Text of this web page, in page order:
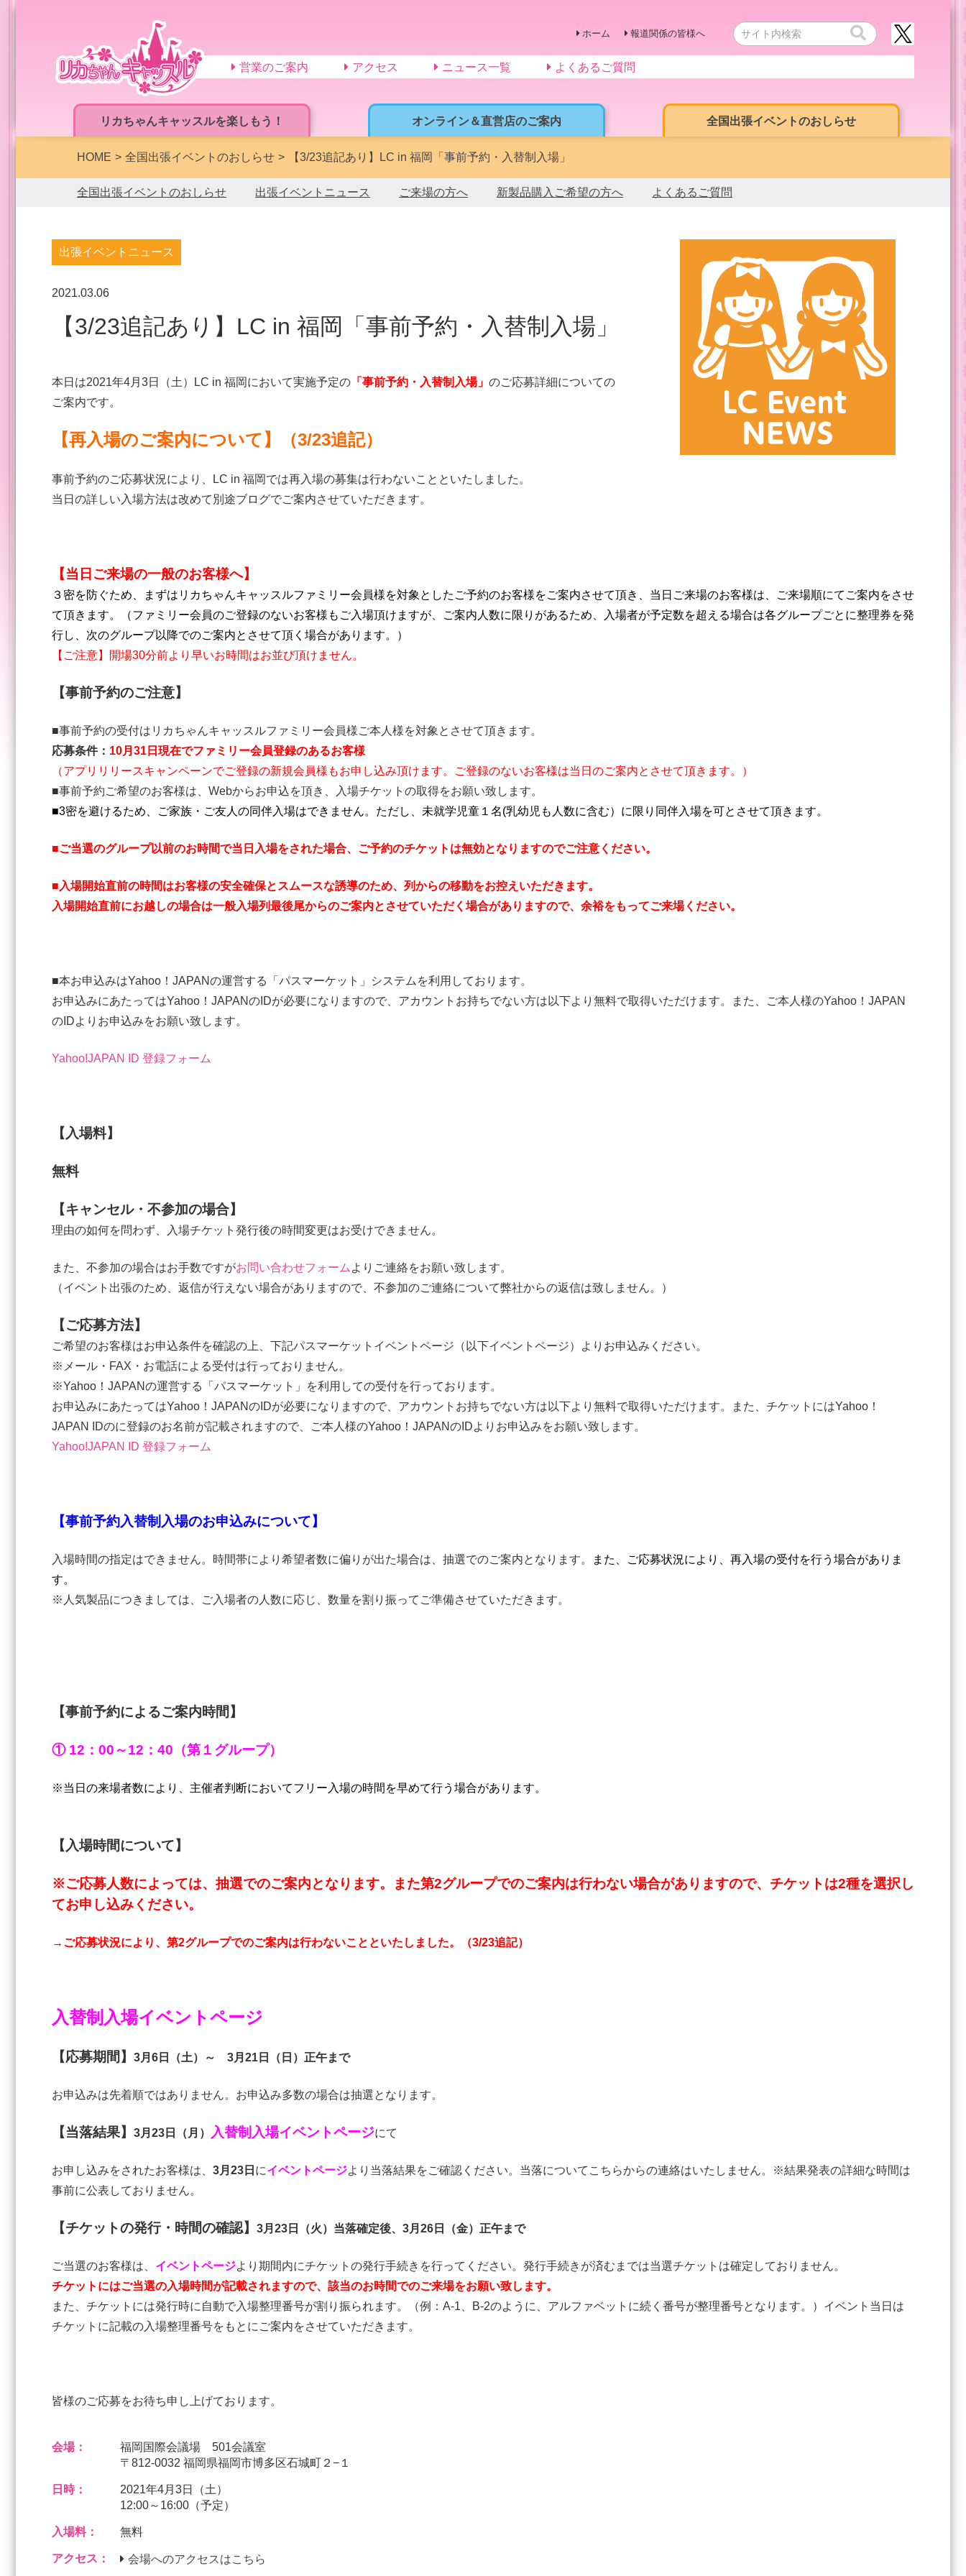
リカちゃんキャッスルを楽しもう！ オンライン＆直営店のご案内 全国出張イベントのおしらせ
ホーム 報道関係の皆様へ
営業のご案内 アクセス ニュース一覧 よくあるご質問
HOME 全国出張イベントのおしらせ 【3/23追記あり】LC in 福岡「事前予約・入替制入場」
全国出張イベントのおしらせ 出張イベントニュース ご来場の方へ 新製品購入ご希望の方へ よくあるご質問
出張イベントニュース
2021.03.06
【3/23追記あり】LC in 福岡「事前予約・入替制入場」
本日は2021年4月3日（土）LC in 福岡において実施予定の 「事前予約・入替制入場」 のご応募詳細についての
ご案内です。
【再入場のご案内について】（3/23追記）
事前予約のご応募状況により、LC in 福岡では再入場の募集は行わないことといたしました。
当日の詳しい入場方法は改めて別途ブログでご案内させていただきます。
【当日ご来場の一般のお客様へ】
３密を防ぐため、まずはリカちゃんキャッスルファミリー会員様を対象としたご予約のお客様をご案内させて頂き、当日ご来場のお客様は、ご来場順にてご案内をさせ
て頂きます。（ファミリー会員のご登録のないお客様もご入場頂けますが、ご案内人数に限りがあるため、
入場者が予定数を超える場合は各グループごとに整理券を発
行し、次のグループ以降でのご案内とさせて頂く場合があります。）
【ご注意】開場30分前より早いお時間はお並び頂けません。
【事前予約のご注意】
■事前予約の受付はリカちゃんキャッスルファミリー会員様ご本人様を対象とさせて頂きます。
応募条件： 10月31日現在でファミリー会員登録のあるお客様
（アプリリリースキャンペーンでご登録の新規会員様もお申し込み頂けます。ご登録のないお客様は当日のご案内とさせて頂きます。）
■事前予約ご希望のお客様は、Webからお申込を頂き、入場チケットの取得をお願い致します。
■3密を避けるため、ご家族・ご友人の同伴入場はできません。ただし、未就学児童１名(乳幼児も人数に含む） に限り同伴入場を可とさせて頂きます。
■ご当選のグループ以前のお時間で当日入場をされた場合、ご予約のチケットは無効となりますのでご注意ください。
■入場開始直前の時間はお客様の安全確保とスムースな誘導のため、列からの移動をお控えいただきます。
入場開始直前にお越しの場合は一般入場列最後尾からのご案内とさせていただく場合がありますので、余裕をもってご来場ください。
■本お申込みはYahoo！JAPANの運営する「パスマーケット」システムを利用しております。
お申込みにあたってはYahoo！JAPANのIDが必要になりますので、アカウントお持ちでない方は以下より無料で取得いただけます。また、ご本人様のYahoo！JAPAN
のIDよりお申込みをお願い致します。
Yahoo!JAPAN ID 登録フォーム
【入場料】
無料
【キャンセル・不参加の場合】
理由の如何を問わず、入場チケット発行後の時間変更はお受けできません。
また、不参加の場合はお手数ですがお問い合わせフォーム よりご連絡をお願い致します。
（イベント出張のため、返信が行えない場合がありますので、不参加のご連絡について弊社からの返信は致しません。）
【ご応募方法】
ご希望のお客様はお申込条件を確認の上、下記パスマーケットイベントページ（以下イベントページ）よりお申込みください。
※メール・FAX・お電話による受付は行っておりません。
※Yahoo！JAPANの運営する「パスマーケット」を利用しての受付を行っております。
お申込みにあたってはYahoo！JAPANのIDが必要になりますので、アカウントお持ちでない方は以下より無料で取得いただけます。また、チケットにはYahoo！
JAPAN IDのに登録のお名前が記載されますので、ご本人様のYahoo！JAPANのIDよりお申込みをお願い致します。
Yahoo!JAPAN ID 登録フォーム
【事前予約入替制入場のお申込みについて】
入場時間の指定はできません。時間帯により希望者数に偏りが出た場合は、抽選でのご案内となります。
また、ご応募状況により、再入場の受付を行う場合がありま
す。
※人気製品につきましては、ご入場者の人数に応じ、数量を割り振ってご準備させていただきます。
【事前予約によるご案内時間】
① 12：00～12：40（第１グループ）
※当日の来場者数により、主催者判断においてフリー入場の時間を早めて行う場合があります。
【入場時間について】
※ご応募人数によっては、抽選でのご案内となります。また第2グループでのご案内は行わない場合がありますので、チケットは2種を選択し
てお申し込みください。
→ご応募状況により、第2グループでのご案内は行わないことといたしました。（3/23追記）
入替制入場イベントページ
【応募期間】 3月6 日（土）～ 3月21 日（日 ）正午まで
お申込みは先着順ではありません。お申込み多数の場合は抽選となります。
【当落結果】 3月23 日（月） 入替制入場イベントページにて
お申し込みをされたお客様は、 3月23日 にイベントページより当落結果をご確認ください。当落についてこちらからの連絡はいたしません。※結果発表の詳細な時間は
事前に公表しておりません。
【チケットの発行・時間の確認】 3月23日（火）当落確定後、3月26 日（金）正午まで
ご当選のお客様は、 イベントページより期間内にチケットの発行手続きを行ってください。発行手続きが済むまでは当選チケットは確定しておりません。
チケットにはご当選の入場時間が記載されますので、該当のお時間でのご来場をお願い致します。
また、チケットには発行時に自動で入場整理番号が割り振られます。（例：A-1、B-2のように、アルファベットに続く番号が整理番号となります。）イベント当日は
チケットに記載の入場整理番号をもとにご案内をさせていただきます。
皆様のご応募をお待ち申し上げております。
会場：
福岡国際会議場 501会議室
〒812-0032 福岡県福岡市博多区石城町２−１
日時：
2021年4月3日（土）
12:00～16:00（予定）
入場料： 無料
アクセス： 会場へのアクセスはこちら